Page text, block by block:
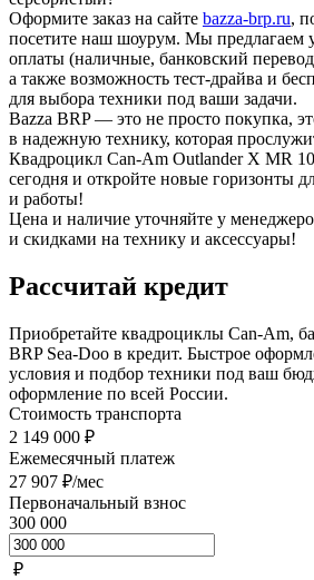
Оформите заказ на сайте bazza-brp.ru,
посетите наш шоурум. Мы предлагаем
оплаты (наличные, банковский
а также возможность тест-драйва и
для выбора техники под ваши задачи.
Bazza BRP — это не просто покупка,
в надежную технику, которая
Квадроцикл Can-Am Outlander X MR
сегодня и откройте новые горизонты
и работы!
Цена и наличие уточняйте у
и скидками на технику и аксессуары!
Рассчитай кредит
Приобретайте квадроциклы Can-Am,
BRP Sea-Doo в кредит. Быстрое
условия и подбор техники под ваш
оформление по всей России.
Стоимость транспорта
2 149 000 ₽
Ежемесячный платеж
27 907 ₽/мес
Первоначальный взнос
300 000
₽